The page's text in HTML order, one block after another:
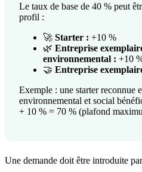
Le taux de base de 40 % peut
profil :
🚀 Starter : +10 %
🌿 Entreprise
environnemental : +10
🤝 Entreprise
Exemple : une starter reconnue
environnemental et social
+ 10 % = 70 % (plafond
Une demande doit être introduite